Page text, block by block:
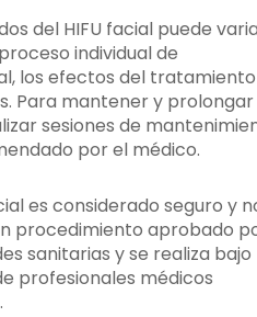
del HIFU facial puede
individual de
los efectos del tratamiento
Para mantener y
sesiones de
por el médico.
es considerado seguro y
procedimiento aprobado
sanitarias y se realiza bajo
profesionales médicos